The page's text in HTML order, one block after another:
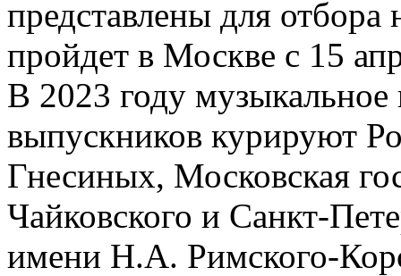
представлены для отбора
пройдет в Москве с 15
В 2023 году музыкальное
выпускников курируют
Гнесиных, Московская
Чайковского и Санкт-
имени Н.А. Римского-